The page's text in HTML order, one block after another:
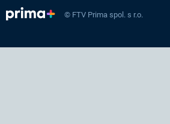
© FTV Prima spol. s r.o.